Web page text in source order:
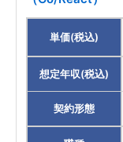
単価(税込)
想定年収(税込)
契約形態